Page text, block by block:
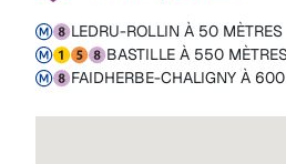
LEDRU-ROLLIN À 50 MÈTRES
BASTILLE À 550
FAIDHERBE-CHALIGNY À